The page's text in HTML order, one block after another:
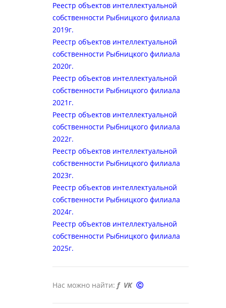
Реестр объектов интеллектуальной
собственности Рыбницкого филиала
2019г.
Реестр объектов интеллектуальной
собственности Рыбницкого филиала
2020г.
Реестр объектов интеллектуальной
собственности Рыбницкого филиала
2021г.
Реестр объектов интеллектуальной
собственности Рыбницкого филиала
2022г.
Реестр объектов интеллектуальной
собственности Рыбницкого филиала
2023г.
Реестр объектов интеллектуальной
собственности Рыбницкого филиала
2024г.
Реестр объектов интеллектуальной
собственности Рыбницкого филиала
2025г.
Нас можно найти: f VK Ⓒ